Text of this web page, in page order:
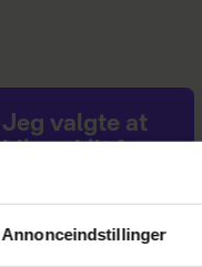
Annonceindstillinger
Jeg valgte at
jeg en dag gik
forbi hans hus,